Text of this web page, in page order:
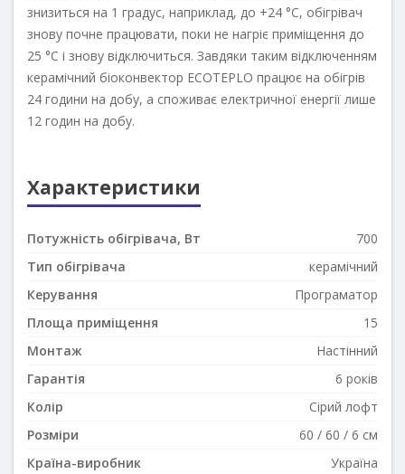
знизиться на 1 градус, наприклад, до +24 °С, обігрівач
знову почне працювати, поки не нагріє приміщення до
25 °С і знову відключиться. Завдяки таким відключенням
керамічний біоконвектор ECOTEPLO працює на обігрів
24 години на добу, а споживає електричної енергії лише
12 годин на добу.
Характеристики
Потужність обігрівача, Вт
700
Тип обігрівача
керамічний
Керування
Програматор
Площа приміщення
15
Монтаж
Настінний
Гарантія
6 років
Колір
Сірий лофт
Розміри
60 / 60 / 6 см
Країна-виробник
Україна